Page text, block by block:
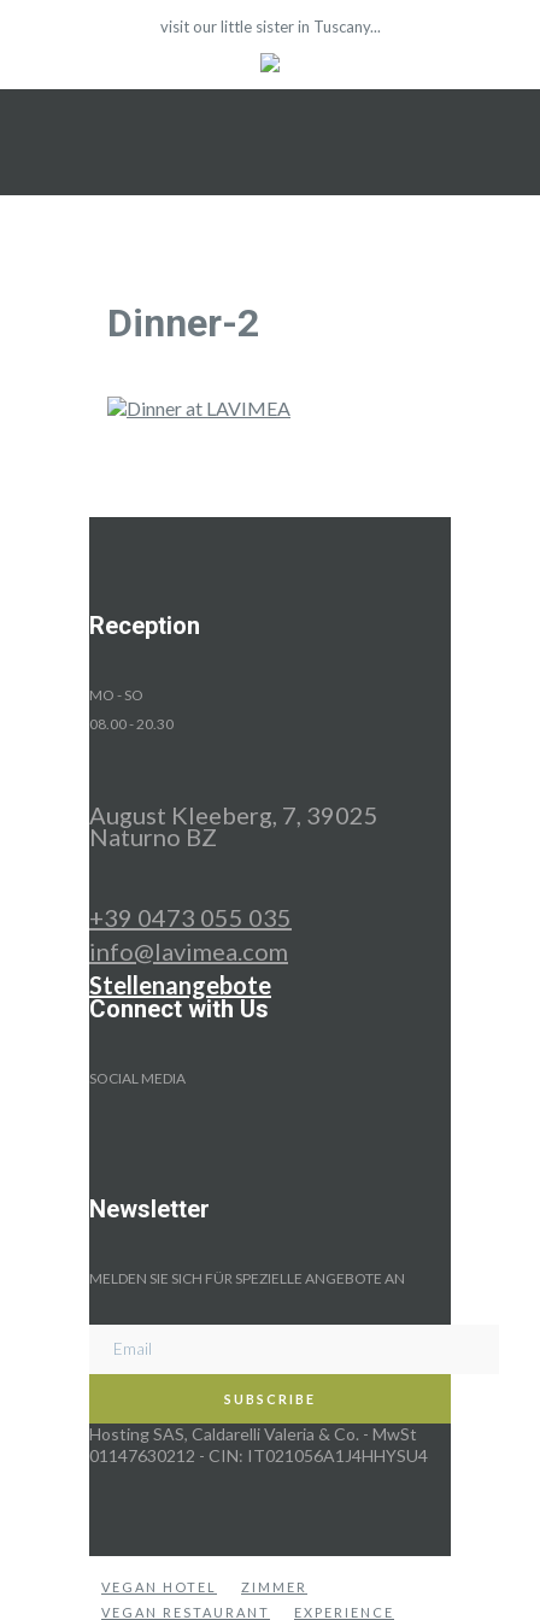
visit our little sister in Tuscany...
Dinner-2
Reception
MO - SO
08.00 - 20.30
August Kleeberg, 7, 39025
Naturno BZ
+39 0473 055 035
info@lavimea.com
Stellenangebote
Connect with Us
SOCIAL MEDIA
Newsletter
MELDEN SIE SICH FÜR SPEZIELLE ANGEBOTE AN
Hosting SAS, Caldarelli Valeria & Co. - MwSt
01147630212 - CIN: IT021056A1J4HHYSU4
VEGAN HOTEL
ZIMMER
VEGAN RESTAURANT
EXPERIENCE